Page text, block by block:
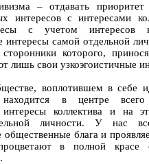
– отдавать приоритет
интересов с интересами
с учетом интересов
интересы самой отдельной
которого,
лишь свои узкоэгоистичные
воплотившем в себе
в центре
коллектива и на
личности. У нас
блага и
в полной красе